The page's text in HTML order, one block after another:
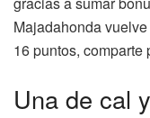
Majadahonda
16 puntos,
Una de cal